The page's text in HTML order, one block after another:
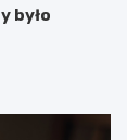
było